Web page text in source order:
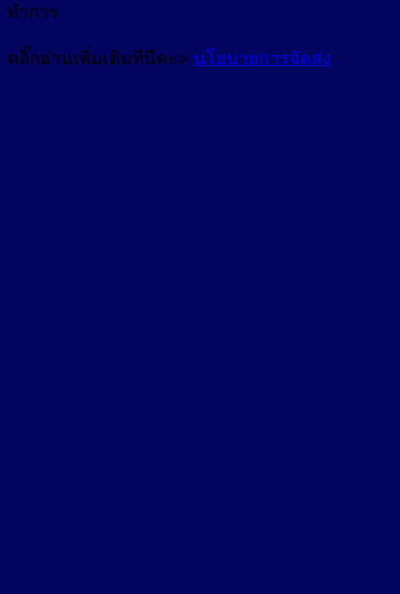
ทำการ
คลิ๊กอ่านเพิ่มเติมที่นี่คะ> นโยบายการจัดส่ง